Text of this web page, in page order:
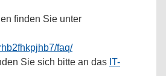
finden Sie unter
faq/
Sie sich bitte an das IT-